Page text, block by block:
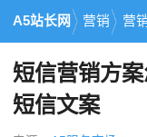
A5站长网 营销 营
短信营销方
短信文案